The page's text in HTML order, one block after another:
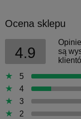
Ocena sklepu
4.9
są
5
4
3
2